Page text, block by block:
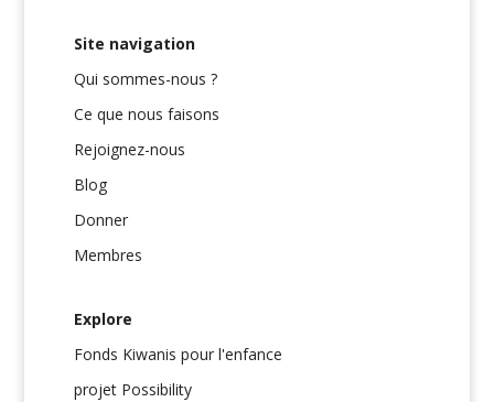
Site navigation
Qui sommes-nous ?
Ce que nous faisons
Rejoignez-nous
Blog
Donner
Membres
Explore
Fonds Kiwanis pour l'enfance
projet Possibility